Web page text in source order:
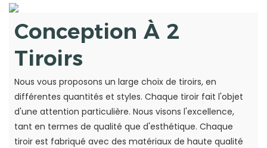
Conception À 2
Tiroirs
Nous vous proposons un large choix de tiroirs, en
différentes quantités et styles. Chaque tiroir fait l'objet
d'une attention particulière. Nous visons l'excellence,
tant en termes de qualité que d'esthétique. Chaque
tiroir est fabriqué avec des matériaux de haute qualité